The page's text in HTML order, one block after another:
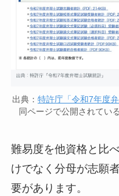
出典： 特許庁「令和7年度弁
同ページで公開されてい
難易度を他資格と比
けでなく分母が志願
要があります。